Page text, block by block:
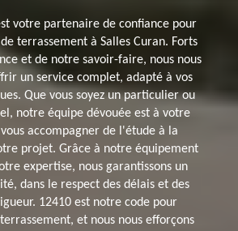
votre partenaire de confiance pour
terrassement à Salles Curan. Forts
et de notre savoir-faire, nous nous
un service complet, adapté à vos
Que vous soyez un particulier ou
notre équipe dévouée est à votre
accompagner de l'étude à la
projet. Grâce à notre équipement
expertise, nous garantissons un
dans le respect des délais et des
12410 est notre code pour
et nous nous efforçons